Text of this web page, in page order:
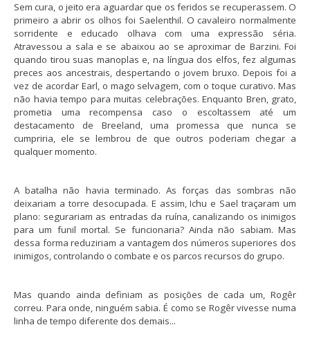
Sem cura, o jeito era aguardar que os feridos se recuperassem. O
primeiro a abrir os olhos foi Saelenthil. O cavaleiro normalmente
sorridente e educado olhava com uma expressão séria.
Atravessou a sala e se abaixou ao se aproximar de Barzini. Foi
quando tirou suas manoplas e, na língua dos elfos, fez algumas
preces aos ancestrais, despertando o jovem bruxo. Depois foi a
vez de acordar Earl, o mago selvagem, com o toque curativo. Mas
não havia tempo para muitas celebrações. Enquanto Bren, grato,
prometia uma recompensa caso o escoltassem até um
destacamento de Breeland, uma promessa que nunca se
cumpriria, ele se lembrou de que outros poderiam chegar a
qualquer momento.
A batalha não havia terminado. As forças das sombras não
deixariam a torre desocupada. E assim, Ichu e Sael traçaram um
plano: segurariam as entradas da ruína, canalizando os inimigos
para um funil mortal. Se funcionaria? Ainda não sabiam. Mas
dessa forma reduziriam a vantagem dos números superiores dos
inimigos, controlando o combate e os parcos recursos do grupo.
Mas quando ainda definiam as posições de cada um, Rogêr
correu. Para onde, ninguém sabia. É como se Rogêr vivesse numa
linha de tempo diferente dos demais...